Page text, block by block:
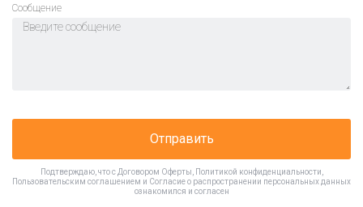
Cообщение
Отправить
Подтверждаю, что с Договором Оферты Политикой конфиденциальности
Пользовательским соглашением и Согласие о распространении персональных данных
ознакомился и согласен